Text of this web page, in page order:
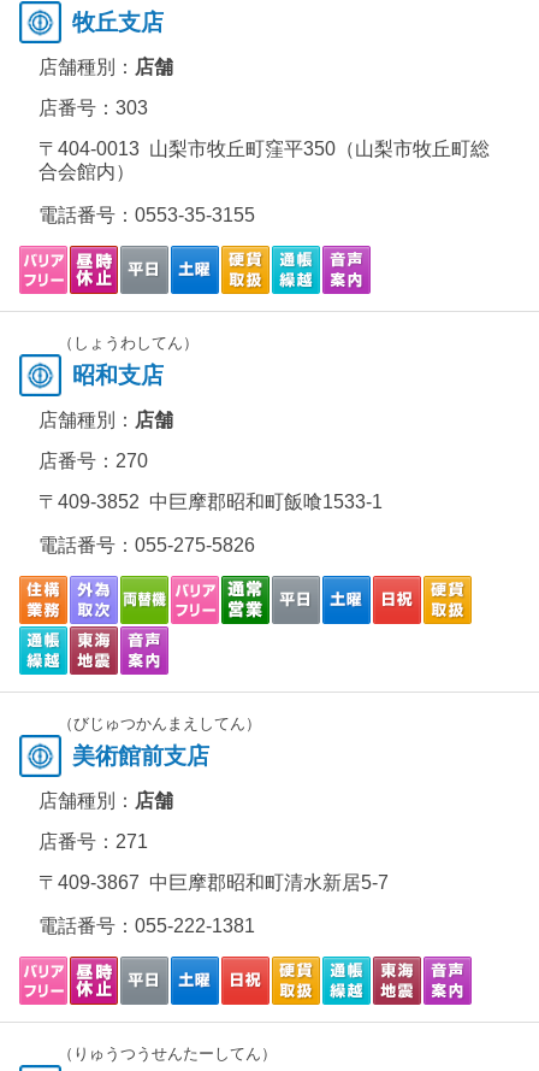
牧丘支店
店舗種別： 店舗
店番号：303
〒404-0013 山梨市牧丘町窪平350（山梨市牧丘町総
合会館内）
電話番号： 0553-35-3155
（しょうわしてん）
昭和支店
店舗種別： 店舗
店番号：270
〒409-3852 中巨摩郡昭和町飯喰1533-1
電話番号： 055-275-5826
（びじゅつかんまえしてん）
美術館前支店
店舗種別： 店舗
店番号：271
〒409-3867 中巨摩郡昭和町清水新居5-7
電話番号： 055-222-1381
（りゅうつうせんたーしてん）